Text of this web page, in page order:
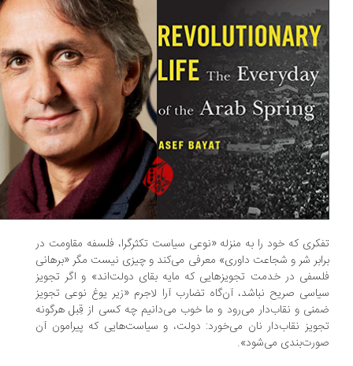
که خود را به‌ منزله «نوعی سیاست تکثرگرا، فلسفه مقاومت در
شر و شجاعت داوری» معرفی می‌کند و چیزی نیست مگر «برهانی
در خدمت تجویزهایی که مایه بقای دولت‌اند» و اگر تجویز
صریح نباشد، آن‌گاه تضارب آرا لاجرم «زیر یوغ نوعی تجویز
و نقاب‌دار می‌رود و ما خوب می‌دانیم چه کسی از قِبل هرگونه
نقاب‌دار نان می‌خورد: دولت، و سیاست‌هایی که پیرامون آن
می‌شود».